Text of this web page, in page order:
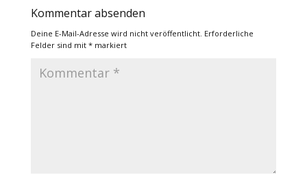
Kommentar absenden
Deine E-Mail-Adresse wird nicht veröffentlicht. Erforderliche
Felder sind mit *markiert